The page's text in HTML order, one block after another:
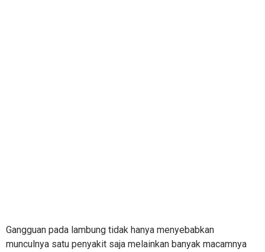
Gangguan pada lambung tidak hanya menyebabkan
munculnya satu penyakit saja melainkan banyak macamnya